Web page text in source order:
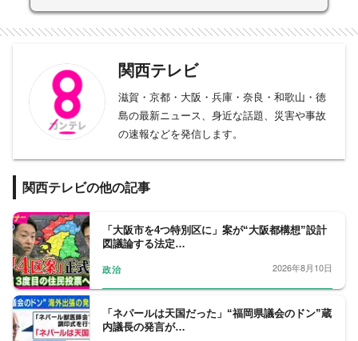
関西テレビ
滋賀・京都・大阪・兵庫・奈良・和歌山・徳
島の最新ニュース、身近な話題、災害や事故
の速報などを発信します。
関西テレビの他の記事
「大阪市を4つ特別区に」案が“大阪都構想”設計
図議論する法定…
政治 2026年8月10日
「ネパールは天国だった」“福岡県議会のドン”蔵
内議長の発言が…